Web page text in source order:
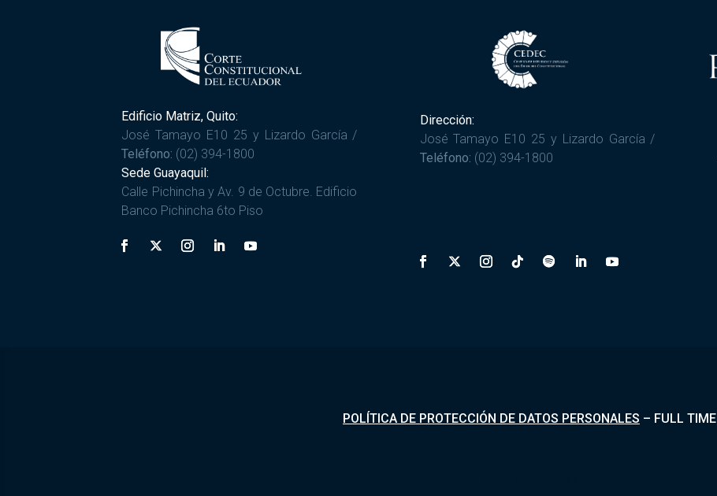
Edificio Matriz, Quito:
José Tamayo E10 25 y Lizardo García /
Teléfono: (02) 394-1800
Sede Guayaquil:
Calle Pichincha y Av. 9 de Octubre. Edificio
Banco Pichincha 6to Piso
Dirección:
José Tamayo E10 25 y Lizardo García /
Teléfono: (02) 394-1800
POLÍTICA DE PROTECCIÓN DE DATOS PERSONALES – FULL TIME